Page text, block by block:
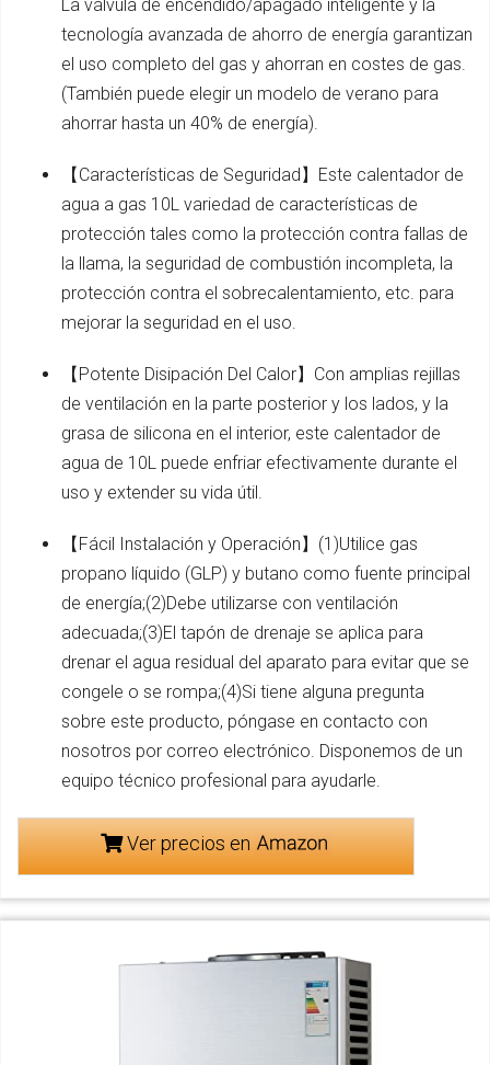
La válvula de encendido/apagado inteligente y la
tecnología avanzada de ahorro de energía garantizan
el uso completo del gas y ahorran en costes de gas.
(También puede elegir un modelo de verano para
ahorrar hasta un 40% de energía).
【Características de Seguridad】Este calentador de
agua a gas 10L variedad de características de
protección tales como la protección contra fallas de
la llama, la seguridad de combustión incompleta, la
protección contra el sobrecalentamiento, etc. para
mejorar la seguridad en el uso.
【Potente Disipación Del Calor】Con amplias rejillas
de ventilación en la parte posterior y los lados, y la
grasa de silicona en el interior, este calentador de
agua de 10L puede enfriar efectivamente durante el
uso y extender su vida útil.
【Fácil Instalación y Operación】(1)Utilice gas
propano líquido (GLP) y butano como fuente principal
de energía;(2)Debe utilizarse con ventilación
adecuada;(3)El tapón de drenaje se aplica para
drenar el agua residual del aparato para evitar que se
congele o se rompa;(4)Si tiene alguna pregunta
sobre este producto, póngase en contacto con
nosotros por correo electrónico. Disponemos de un
equipo técnico profesional para ayudarle.
Ver precios en